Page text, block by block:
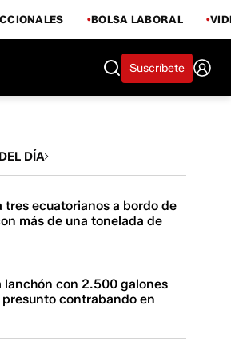
BOLSA LABORAL
Suscríbete
DÍA
tres ecuatorianos a bordo de
más de una tonelada de
con 2.500 galones
contrabando en